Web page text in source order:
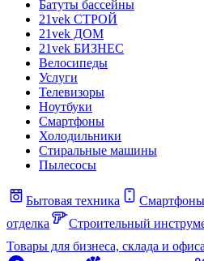
Батуты бассейны
21vek СТРОЙ
21vek ДОМ
21vek БИЗНЕС
Велосипеды
Услуги
Телевизоры
Ноутбуки
Смартфоны
Холодильники
Стиральные машины
Пылесосы
Бытовая техника
отделка
Строительный
Товары для бизнеса, склада и офиса